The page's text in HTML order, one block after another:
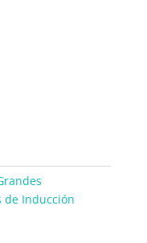
de Inducción